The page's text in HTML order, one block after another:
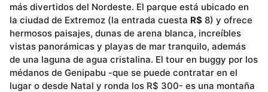
más divertidos del Nordeste. El parque está ubicado en
la ciudad de Extremoz (la entrada cuesta R$ 8) y ofrece
hermosos paisajes, dunas de arena blanca, increíbles
vistas panorámicas y playas de mar tranquilo, además
de una laguna de agua cristalina. El tour en buggy por los
médanos de Genipabu -que se puede contratar en el
lugar o desde Natal y ronda los R$ 300- es una montaña